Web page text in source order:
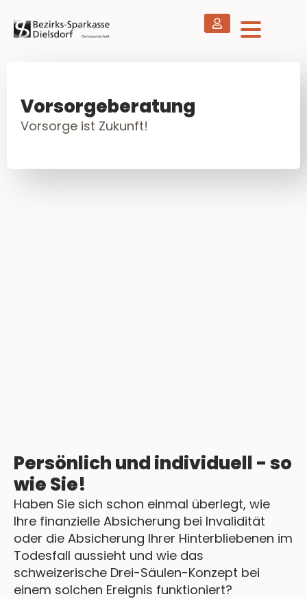
Vorsorgeberatung
Vorsorge ist Zukunft!
Persönlich und individuell - so
wie Sie!
Haben Sie sich schon einmal überlegt, wie
Ihre finanzielle Absicherung bei Invalidität
oder die Absicherung Ihrer Hinterbliebenen im
Todesfall aussieht und wie das
schweizerische Drei-Säulen-Konzept bei
einem solchen Ereignis funktioniert?